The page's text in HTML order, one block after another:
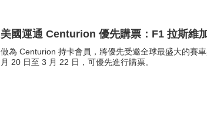
美國運通 Centurion 優先購票：F1 拉斯維
做為 Centurion 持卡會員，將優先受邀全球最盛大的賽
月 20 日至 3 月 22 日，可優先進行購票。